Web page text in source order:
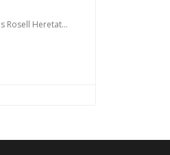
Raventós Rosell Heretat Reserva